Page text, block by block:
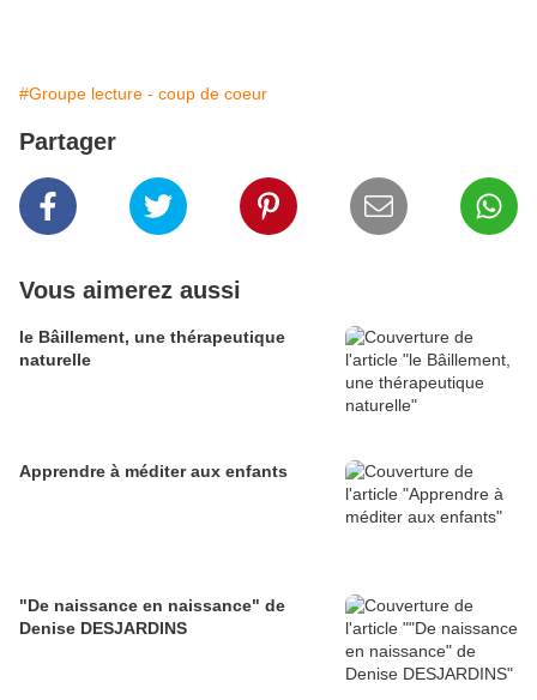
#Groupe lecture - coup de coeur
Partager
Vous aimerez aussi
le Bâillement, une thérapeutique
naturelle
Apprendre à méditer aux enfants
"De naissance en naissance" de
Denise DESJARDINS